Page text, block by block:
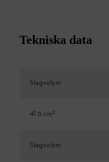
Tekniska data
Slagvolym
41.6 cm³
Slagvolym